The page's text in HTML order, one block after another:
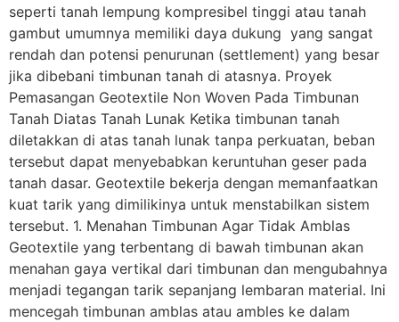
seperti tanah lempung kompresibel tinggi atau tanah
gambut umumnya memiliki daya dukung yang sangat
rendah dan potensi penurunan (settlement) yang besar
jika dibebani timbunan tanah di atasnya. Proyek
Pemasangan Geotextile Non Woven Pada Timbunan
Tanah Diatas Tanah Lunak Ketika timbunan tanah
diletakkan di atas tanah lunak tanpa perkuatan, beban
tersebut dapat menyebabkan keruntuhan geser pada
tanah dasar. Geotextile bekerja dengan memanfaatkan
kuat tarik yang dimilikinya untuk menstabilkan sistem
tersebut. 1. Menahan Timbunan Agar Tidak Amblas
Geotextile yang terbentang di bawah timbunan akan
menahan gaya vertikal dari timbunan dan mengubahnya
menjadi tegangan tarik sepanjang lembaran material. Ini
mencegah timbunan amblas atau ambles ke dalam